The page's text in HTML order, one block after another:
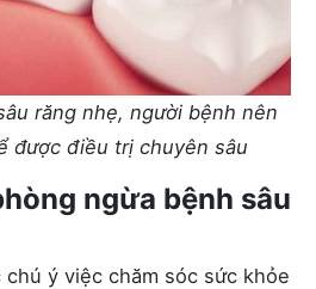
răng nhẹ, người bệnh nên
được điều trị chuyên sâu
ngừa bệnh sâu
ý việc chăm sóc sức khỏe